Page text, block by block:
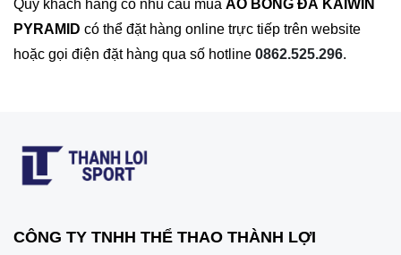
Quý khách hàng có nhu cầu mua ÁO BÓNG ĐÁ KAIWIN
PYRAMID có thể đặt hàng online trực tiếp trên website
hoặc gọi điện đặt hàng qua số hotline 0862.525.296.
CÔNG TY TNHH THỂ THAO THÀNH LỢI